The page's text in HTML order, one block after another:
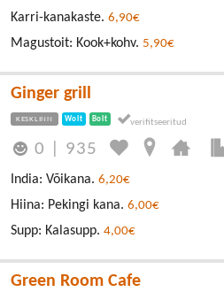
Karri-kanakaste. 6,90€
Magustoit: Kook+kohv. 5,90€
Ginger grill
KESKLINN Wolt Bolt
0 935
India: Võikana. 6,20€
Hiina: Pekingi kana. 6,00€
Supp: Kalasupp. 4,00€
Green Room Cafe